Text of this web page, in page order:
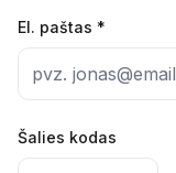
El. paštas *
Šalies kodas